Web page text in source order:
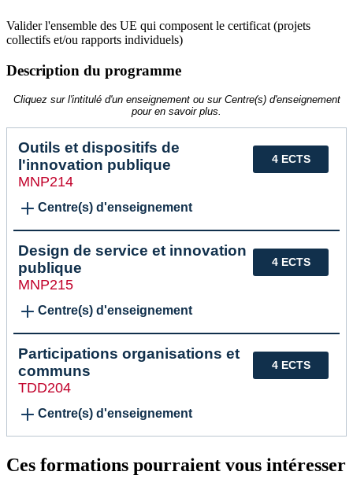
Valider l'ensemble des UE qui composent le certificat (projets
collectifs et/ou rapports individuels)
Description du programme
Cliquez sur l'intitulé d'un enseignement ou sur Centre(s) d'enseignement
pour en savoir plus.
4 ECTS
Outils et dispositifs de
l'innovation publique
MNP214
Centre(s) d'enseignement
4 ECTS
Design de service et innovation
publique
MNP215
Centre(s) d'enseignement
4 ECTS
Participations organisations et
communs
TDD204
Centre(s) d'enseignement
Ces formations pourraient vous intéresser